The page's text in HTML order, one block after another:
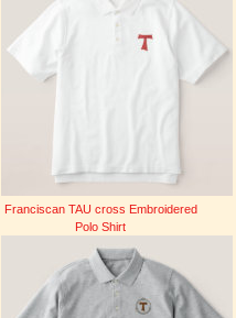
Franciscan TAU cross Embroidered
Polo Shirt